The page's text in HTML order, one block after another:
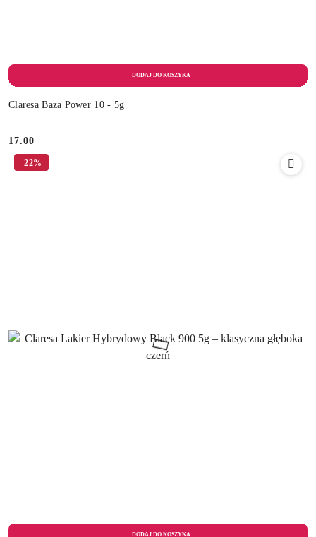
Claresa Baza Power 10 - 5g
Cena:
17.00
-22%